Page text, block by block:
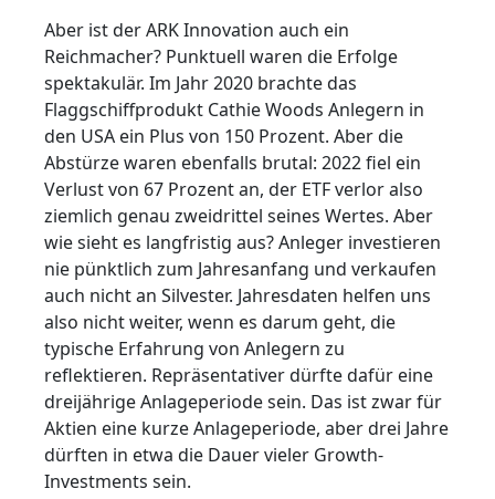
Aber ist der ARK Innovation auch ein
Reichmacher? Punktuell waren die Erfolge
spektakulär. Im Jahr 2020 brachte das
Flaggschiffprodukt Cathie Woods Anlegern in
den USA ein Plus von 150 Prozent. Aber die
Abstürze waren ebenfalls brutal: 2022 fiel ein
Verlust von 67 Prozent an, der ETF verlor also
ziemlich genau zweidrittel seines Wertes. Aber
wie sieht es langfristig aus? Anleger investieren
nie pünktlich zum Jahresanfang und verkaufen
auch nicht an Silvester. Jahresdaten helfen uns
also nicht weiter, wenn es darum geht, die
typische Erfahrung von Anlegern zu
reflektieren. Repräsentativer dürfte dafür eine
dreijährige Anlageperiode sein. Das ist zwar für
Aktien eine kurze Anlageperiode, aber drei Jahre
dürften in etwa die Dauer vieler Growth-
Investments sein.